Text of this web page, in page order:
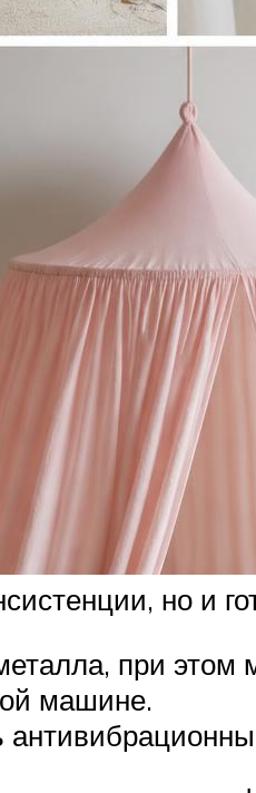
но и
при этом
машине.